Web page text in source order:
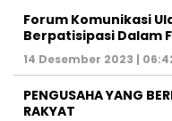
Forum Komunikasi
Berpatisipasi Dalam
14 Desember 2023 |
PENGUSAHA YANG
RAKYAT